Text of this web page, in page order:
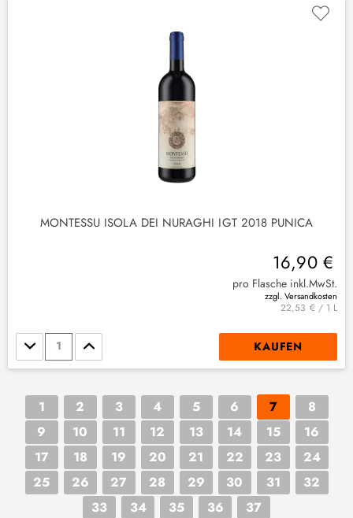
MONTESSU ISOLA DEI NURAGHI IGT 2018 PUNICA
16,90 €
pro Flasche inkl.MwSt.
zzgl. Versandkosten
22,53 € / 1 L
Stückzahl KAUFEN
1 2 3 4 5 6 7
8
9
10 11 12 13 14 15
16
17
18 19 20 21 22 23
24
25
26 27 28 29 30 31
32
33
34 35 36 37